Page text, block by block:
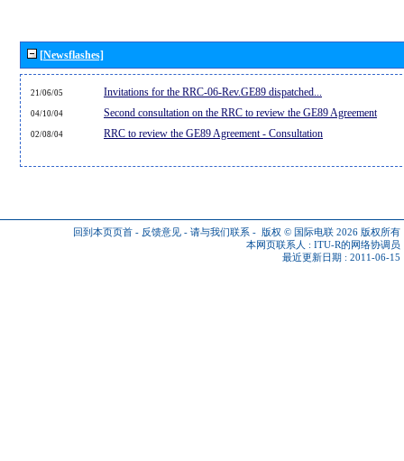
[Newsflashes]
21/06/05 Invitations for the RRC-06-Rev.GE89 dispatched...
04/10/04 Second consultation on the RRC to review the GE89 Agreement
02/08/04 RRC to review the GE89 Agreement - Consultation
回到本页页首 - 反馈意见 - 请与我们联系 - 版权 © 国际电联 2026 版权所有
本网页联系人 : ITU-R的网络协调员
最近更新日期 : 2011-06-15